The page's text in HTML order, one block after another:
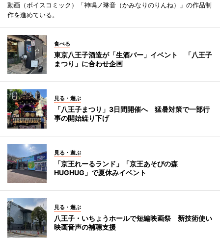
動画（ボイスコミック）「神鳴ノ琳音（かみなりのりんね）」の作品制
作を進めている。
食べる
東京八王子酒造が「生酒バー」イベント 「八王子
まつり」に合わせ企画
見る・遊ぶ
「八王子まつり」3日間開催へ 猛暑対策で一部行
事の開始繰り下げ
見る・遊ぶ
「京王れーるランド」「京王あそびの森
HUGHUG」で夏休みイベント
見る・遊ぶ
八王子・いちょうホールで短編映画祭 新技術使い
映画音声の補聴支援